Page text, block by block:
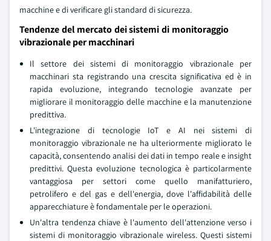
macchine e di verificare gli standard di sicurezza.
Tendenze del mercato dei sistemi di monitoraggio
vibrazionale per macchinari
Il settore dei sistemi di monitoraggio vibrazionale per
macchinari sta registrando una crescita significativa ed è in
rapida evoluzione, integrando tecnologie avanzate per
migliorare il monitoraggio delle macchine e la manutenzione
predittiva.
L'integrazione di tecnologie IoT e AI nei sistemi di
monitoraggio vibrazionale ne ha ulteriormente migliorato le
capacità, consentendo analisi dei dati in tempo reale e insight
predittivi. Questa evoluzione tecnologica è particolarmente
vantaggiosa per settori come quello manifatturiero,
petrolifero e del gas e dell'energia, dove l'affidabilità delle
apparecchiature è fondamentale per le operazioni.
Un'altra tendenza chiave è l'aumento dell'attenzione verso i
sistemi di monitoraggio vibrazionale wireless. Questi sistemi